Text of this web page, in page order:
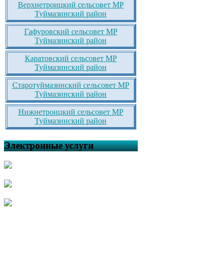
Верхнетроицкий сельсовет МР
Туймазинский район
Гафуровский сельсовет МР
Туймазинский район
Каратовский сельсовет МР
Туймазинский район
Старотуймазинский сельсовет МР
Туймазинский район
Нижнетроицкий сельсовет МР
Туймазинский район
Электронные услуги